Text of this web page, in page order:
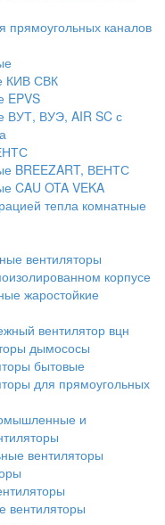
прямоугольных каналов
КИВ СВК
EPVS
ВУТ, ВУЭ, AIR SC с
BREEZART, ВЕНТС
CAU OTA VEKA
тепла комнатные
вентиляторы
корпусе
жаростойкие
вентилятор вцн
дымососы
бытовые
для прямоугольных
и
вентиляторы
вентиляторы